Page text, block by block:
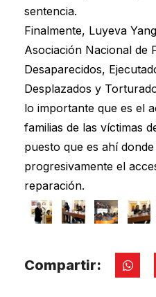
sentencia.
Finalmente, Luyeva
Asociación Nacional de
Desaparecidos,
Desplazados y
lo importante que es el
familias de las víctimas
puesto que es ahí
progresivamente el
reparación.
Compartir: